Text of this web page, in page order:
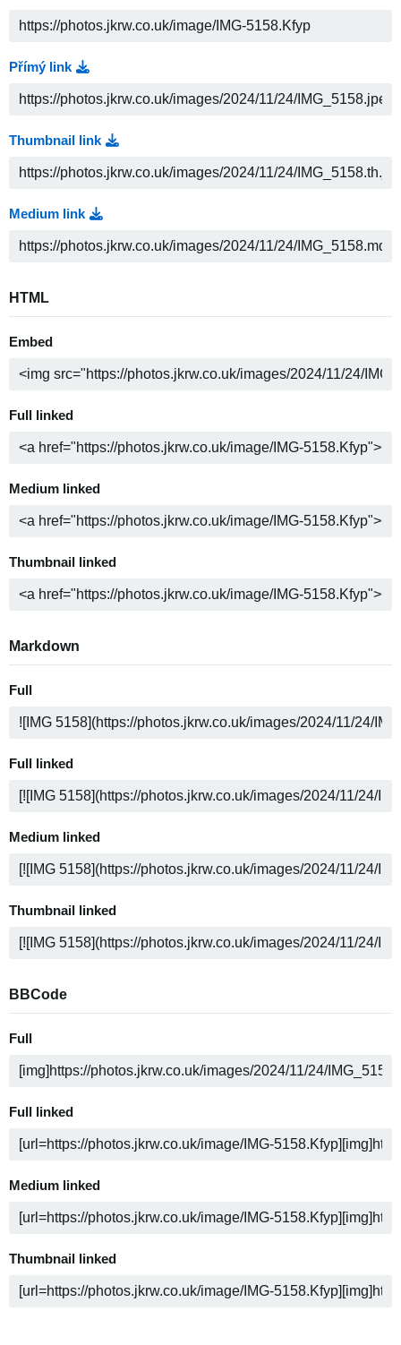
Přímý link
Thumbnail link
Medium link
HTML
Embed
Full linked
Medium linked
Thumbnail linked
Markdown
Full
Full linked
Medium linked
Thumbnail linked
BBCode
Full
Full linked
Medium linked
Thumbnail linked